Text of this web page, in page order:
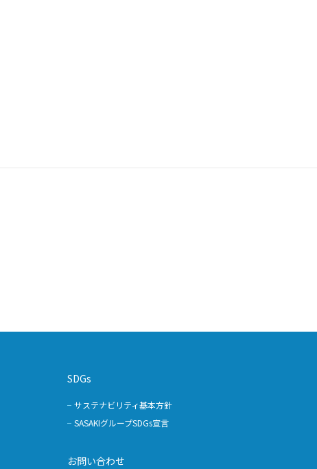
SDGs
サステナビリティ基本方針
SASAKIグループSDGs宣言
お問い合わせ